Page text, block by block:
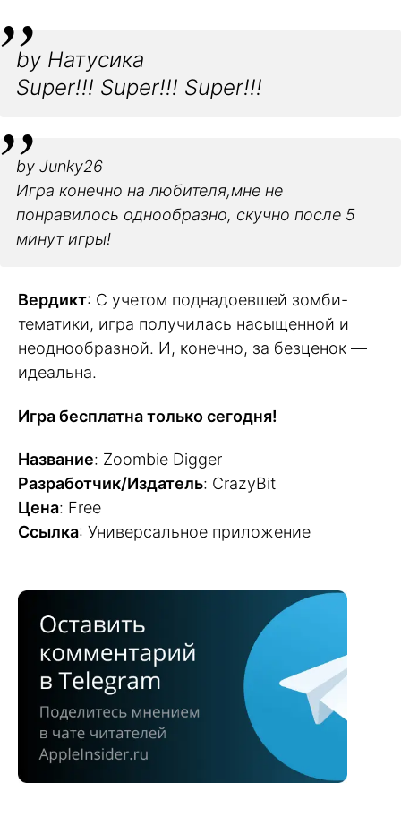
by Натусика
Super!!! Super!!! Super!!!
by Junky26
Игра конечно на любителя,мне не
понравилось однообразно, скучно после 5
минут игры!
Вердикт: С учетом поднадоевшей зомби-
тематики, игра получилась насыщенной и
неоднообразной. И, конечно, за безценок —
идеальна.
Игра бесплатна только сегодня!
Название: Zoombie Digger
Разработчик/Издатель: CrazyBit
Цена: Free
Ссылка: Универсальное приложение